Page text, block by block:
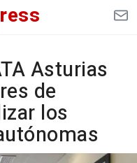
Asturias
de
los